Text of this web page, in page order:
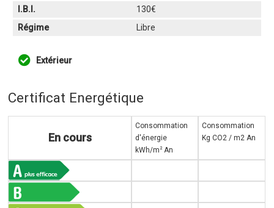
I.B.I.
130€
Régime
Libre
Extérieur
Certificat Energétique
En cours
Consommation
d'énergie
kWh/m 2An
Consommation
Kg CO2 / m2 An